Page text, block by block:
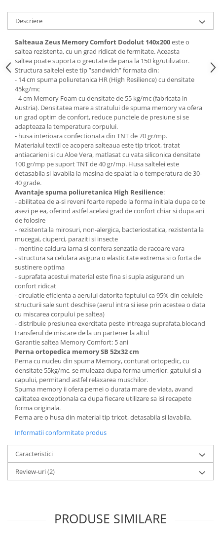
Scaune birou pentru copii
Saltele patuturi copii
Paturi copii
Masa si scaune gradinita
Seturi comode living si dormitor
Descriere
Salteaua Zeus Memory Comfort Dodolut 140x200este o
saltea rezistenta, cu un grad ridicat de fermitate. Aceasta
saltea poate suporta o greutate de pana la 150 kg/utilizator.
Structura saltelei este tip ”sandwich” formata din:
- 14 cm spuma poliuretanica HR (High Resilience) cu densitate
45kg/mc
- 4 cm Memory Foam cu densitate de 55 kg/mc (fabricata in
Austria). Densitatea mare a stratului de spuma memory va ofera
un grad optim de confort, reduce punctele de presiune si se
adapteaza la temperatura corpului.
- husa interioara confectionata din TNT de 70 gr/mp.
Materialul textil ce acopera salteaua este tip tricot, tratat
antiacarieni si cu Aloe Vera, matlasat cu vata siliconica densitate
100 gr/mp pe suport TNT de 40 gr/mp. Husa saltelei este
detasabila si lavabila la masina de spalat la o temperatura de 30-
40 grade.
Avantaje spuma poliuretanica High Resilience:
- abilitatea de a-si reveni foarte repede la forma initiala dupa ce te
asezi pe ea, oferind astfel acelasi grad de confort chiar si dupa ani
de folosire
- rezistenta la mirosuri, non-alergica, bacteriostatica, rezistenta la
mucegai, ciuperci, paraziti si insecte
- mentine caldura iarna si confera senzatia de racoare vara
- structura sa celulara asigura o elasticitate extrema si o forta de
sustinere optima
- suprafata acestui material este fina si supla asigurand un
confort ridicat
- circulatie eficienta a aerului datorita faptului ca 95% din celulele
structurii sale sunt deschise (aerul intra si iese prin acestea o data
cu miscarea corpului pe saltea)
- distribuie presiunea exercitata peste intreaga suprafata,blocand
transferul de miscare de la un partener la altul
Garantie saltea Memory Comfort: 5 ani
Perna ortopedica memory SB 52x32 cm
Perna cu nucleu din spuma Memory, conturat ortopedic, cu
densitate 55kg/mc, se muleaza dupa forma umerilor, gatului si a
capului, permitand astfel relaxarea muschilor.
Spuma memory ii ofera pernei o durata mare de viata, avand
calitatea exceptionala ca dupa fiecare utilizare sa isi recapete
forma originala.
Perna are o husa din material tip tricot, detasabila si lavabila.
Informatii conformitate produs
Caracteristici
Review-uri(2)
PRODUSE SIMILARE